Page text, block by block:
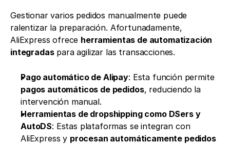
Gestionar varios pedidos manualmente puede
ralentizar la preparación. Afortunadamente,
AliExpress ofrece herramientas de automatización
integradas para agilizar las transacciones.
Pago automático de Alipay
: Esta función permite
pagos automáticos de pedidos, reduciendo la
intervención manual.
Herramientas de dropshipping como DSers y
AutoDS: Estas plataformas se integran con
AliExpress y procesan automáticamente pedidos